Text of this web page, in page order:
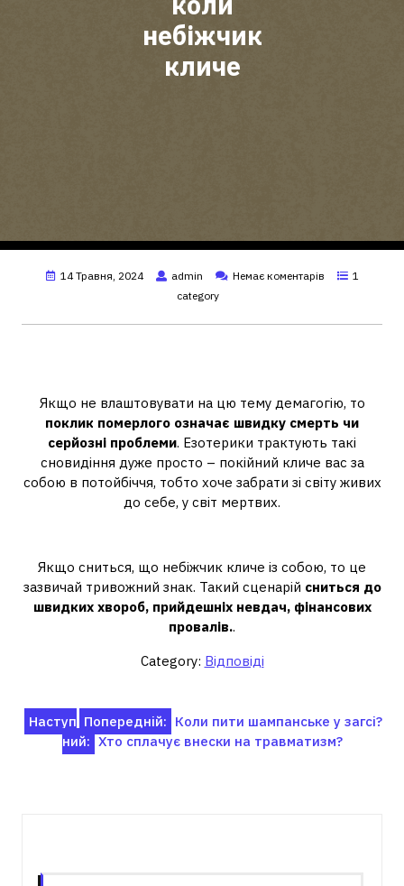
небіжчик
кличе
14 Травня, 2024 admin Немає коментарів
1
category
Якщо не влаштовувати на цю тему демагогію, то
поклик померлого означає швидку смерть чи
серйозні проблеми. Езотерики трактують такі
сновидіння дуже просто – покійний кличе вас за
собою в потойбіччя, тобто хоче забрати зі світу живих
до себе, у світ мертвих.
Якщо сниться, що небіжчик кличе із собою, то це
зазвичай тривожний знак. Такий сценарій сниться до
швидких хвороб, прийдешніх невдач, фінансових
провалів..
Category: Відповіді
Навігація
записів
Попередній: Коли пити шампанське у загсі?
Наступ
ний: Хто сплачує внески на травматизм?